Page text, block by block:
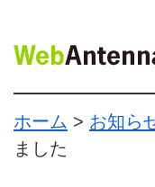
ホーム > お知ら
ました